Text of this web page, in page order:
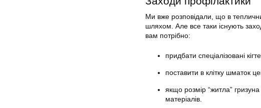
Ми вже розповідали, що в
шляхом. Але все таки існують
вам потрібно:
придбати спеціалізовані
поставити в клітку шматок
якщо розмір “житла”
матеріалів.